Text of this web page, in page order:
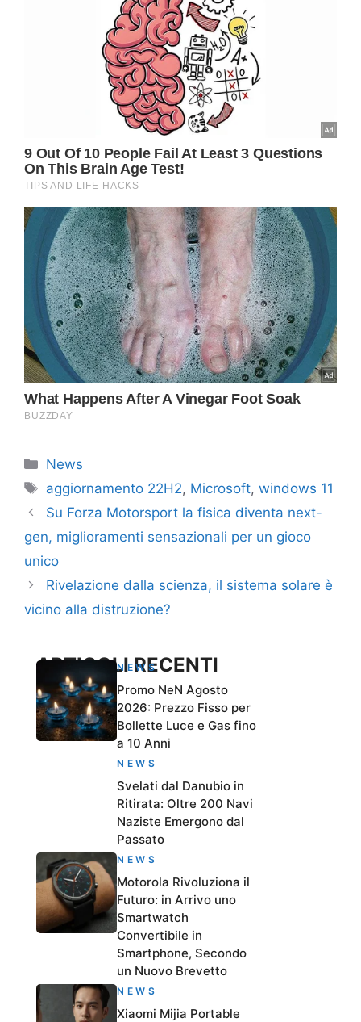
Categorie
News
Tag
aggiornamento 22H2, Microsoft,windows 11
Su Forza Motorsport la fisica diventa next-
gen, miglioramenti sensazionali per un gioco
unico
Rivelazione dalla scienza, il sistema solare è
vicino alla distruzione?
ARTICOLI RECENTI
NEWS
Promo NeN Agosto
2026: Prezzo Fisso per
Bollette Luce e Gas fino
a 10 Anni
NEWS
Svelati dal Danubio in
Ritirata: Oltre 200 Navi
Naziste Emergono dal
Passato
NEWS
Motorola Rivoluziona il
Futuro: in Arrivo uno
Smartwatch
Convertibile in
Smartphone, Secondo
un Nuovo Brevetto
NEWS
Xiaomi Mijia Portable